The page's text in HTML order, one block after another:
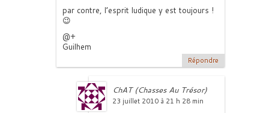
par contre, l’esprit ludique y est toujours !
😉
@+
Guilhem
Répondre
ChAT (Chasses Au Trésor)
23 juillet 2010 à 21 h 28 min